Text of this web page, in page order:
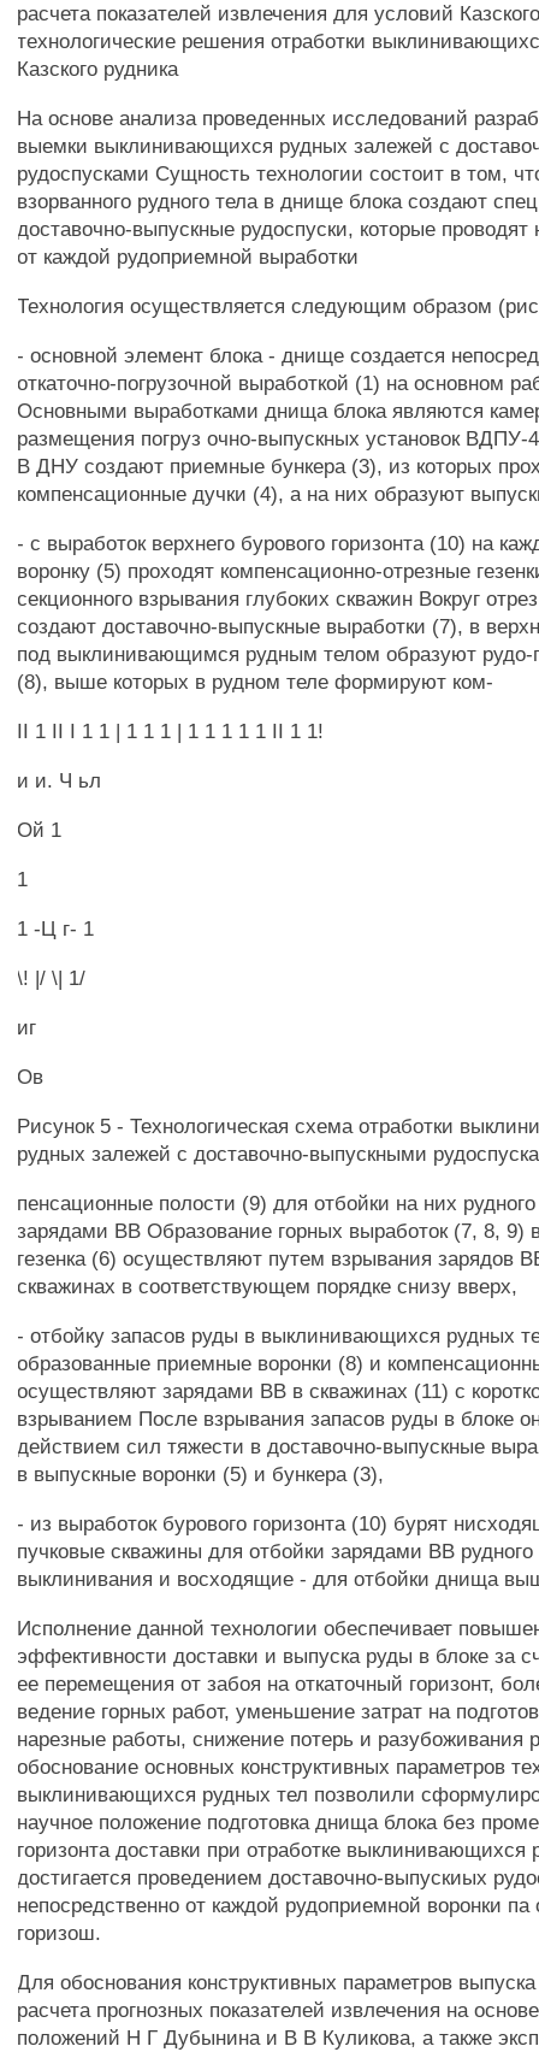
расчета показателей извлечения для условий
технологические решения отработки
Казского рудника
На основе анализа проведенных исследований
выемки выклинивающихся рудных залежей с
рудоспусками Сущность технологии состоит в том,
взорванного рудного тела в днище блока создают
доставочно-выпускные рудоспуски, которые проводят
от каждой рудоприемной выработки
Технология осуществляется следующим образом
- основной элемент блока - днище создается
откаточно-погрузочной выработкой (1) на основном
Основными выработками днища блока являются
размещения погруз очно-выпускных установок
В ДНУ создают приемные бункера (3), из которых
компенсационные дучки (4), а на них образуют
- с выработок верхнего бурового горизонта (10) на
воронку (5) проходят компенсационно-отрезные
секционного взрывания глубоких скважин Вокруг
создают доставочно-выпускные выработки (7), в
под выклинивающимся рудным телом образуют рудо-
(8), выше которых в рудном теле формируют ком-
II 1 II I 1 1 | 1 1 1 | 1 1 1 1 1 II 1 1!
и и. Ч ьл
Ой 1
1
1 -Ц г- 1
\! |/ \| 1/
иг
Ов
Рисунок 5 - Технологическая схема отработки
рудных залежей с доставочно-выпускными
пенсационные полости (9) для отбойки на них
зарядами ВВ Образование горных выработок (7, 8, 9)
гезенка (6) осуществляют путем взрывания зарядов
скважинах в соответствующем порядке снизу вверх,
- отбойку запасов руды в выклинивающихся рудных
образованные приемные воронки (8) и
осуществляют зарядами ВВ в скважинах (11) с
взрыванием После взрывания запасов руды в блоке
действием сил тяжести в доставочно-выпускные
в выпускные воронки (5) и бункера (3),
- из выработок бурового горизонта (10) бурят
пучковые скважины для отбойки зарядами ВВ
выклинивания и восходящие - для отбойки днища
Исполнение данной технологии обеспечивает
эффективности доставки и выпуска руды в блоке за
ее перемещения от забоя на откаточный горизонт,
ведение горных работ, уменьшение затрат на
нарезные работы, снижение потерь и разубоживания
обоснование основных конструктивных параметров
выклинивающихся рудных тел позволили
научное положение подготовка днища блока без
горизонта доставки при отработке выклинивающихся
достигается проведением доставочно-выпускиых
непосредственно от каждой рудоприемной воронки па
горизош.
Для обоснования конструктивных параметров
расчета прогнозных показателей извлечения на
положений Н Г Дубынина и В В Куликова, а также